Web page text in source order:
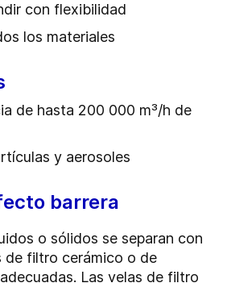
con flexibilidad
los materiales
de hasta 200 000 m³/h de
y aerosoles
barrera
o sólidos se separan con
de filtro cerámico o de
Las velas de filtro